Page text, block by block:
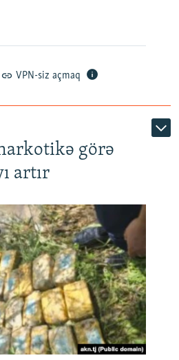
VPN-siz açmaq
görə
artır